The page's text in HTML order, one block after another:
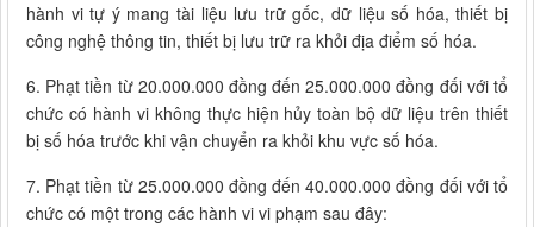
hành vi tự ý mang tài liệu lưu trữ gốc, dữ liệu số hóa, thiết bị
công nghệ thông tin, thiết bị lưu trữ ra khỏi địa điểm số hóa.
6. Phạt tiền từ 20.000.000 đồng đến 25.000.000 đồng đối với tổ
chức có hành vi không thực hiện hủy toàn bộ dữ liệu trên thiết
bị số hóa trước khi vận chuyển ra khỏi khu vực số hóa.
7. Phạt tiền từ 25.000.000 đồng đến 40.000.000 đồng đối với tổ
chức có một trong các hành vi vi phạm sau đây: